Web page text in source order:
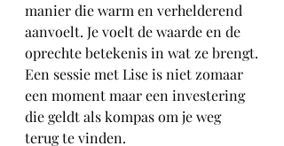
manier die warm en verhelderend
aanvoelt. Je voelt de waarde en de
oprechte betekenis in wat ze brengt.
Een sessie met Lise is niet zomaar
een moment maar een investering
die geldt als kompas om je weg
terug te vinden.